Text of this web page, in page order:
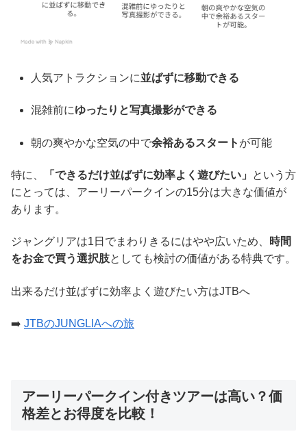
人気アトラクションに並ばずに移動できる
混雑前にゆったりと写真撮影ができる
朝の爽やかな空気の中で余裕あるスタート が可能
特に、 「できるだけ並ばずに効率よく遊びたい」
という方
にとっては、アーリーパークインの15分は大きな価値が
あります。
ジャングリアは1日でまわりきるにはやや広いため、
時間
をお金で買う選択肢としても検討の価値がある特典です。
出来るだけ並ばずに効率よく遊びたい方はJTBへ
➡️ JTBのJUNGLIAへの旅
アーリーパークイン付きツアーは高い？価
格差とお得度を比較！